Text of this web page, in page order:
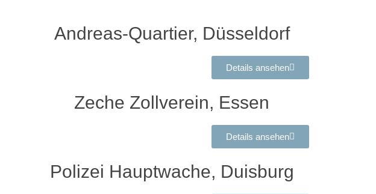
Andreas-Quartier, Düsseldorf
Details ansehen
Zeche Zollverein, Essen
Details ansehen
Polizei Hauptwache, Duisburg